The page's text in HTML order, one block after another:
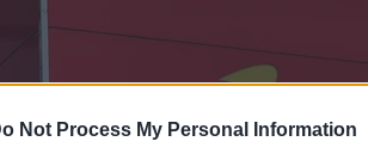
Not Process My Personal Information